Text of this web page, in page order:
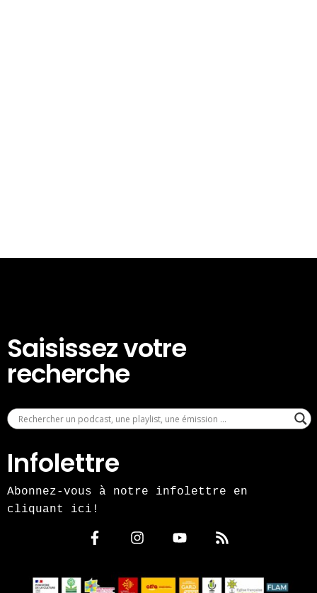
Saisissez votre
recherche
Infolettre
Abonnez-vous à notre infolettre en
cliquant ici!